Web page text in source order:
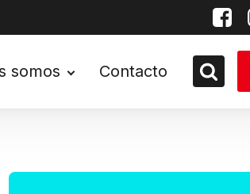
somos Contacto